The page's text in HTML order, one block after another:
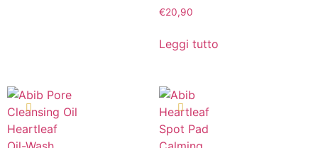
€20,90
Leggi tutto